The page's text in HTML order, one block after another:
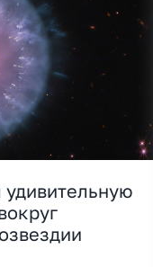
удивительную